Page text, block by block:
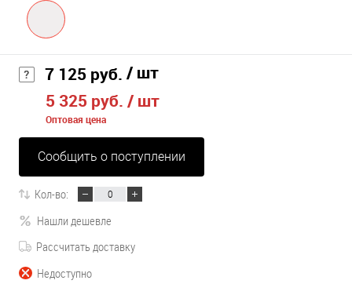
7 125 руб. / шт
5 325 руб. / шт
Оптовая цена
Сообщить о поступлении
Кол-во:
Нашли дешевле
Рассчитать доставку
Недоступно